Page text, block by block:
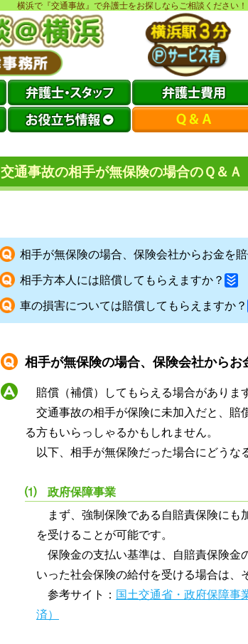
横浜で『交通事故』で弁護士をお探しならご相談ください！
交通事故の相手が無保険の場合のＱ＆Ａ
相手が無保険の場合、保険会社からお金を
相手方本人には賠償してもらえますか？
車の損害については賠償してもらえますか？
相手が無保険の場合、保険会社から
賠償（補償）してもらえる場合がありま
交通事故の相手が保険に未加入だと、賠
る方もいらっしゃるかもしれません。
以下、相手が無保険だった場合にどうな
⑴ 政府保障事業
まず、強制保険である自賠責保険に
を受けることが可能です。
保険金の支払い基準は、自賠責保険金
いった社会保険の給付を受ける場合は、
参考サイト： 国土交通省・政府保障事
済）